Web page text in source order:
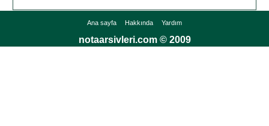
Ana sayfa Hakkında Yardım
notaarsivleri.com © 2009